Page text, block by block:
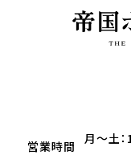
営業時間
月～土